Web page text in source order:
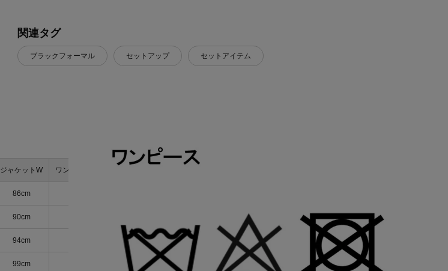
関連タグ
ブラックフォーマル セットアップ セットアイテム
ジャケットW ワンピース着丈
86cm
90cm 38cm 83cm 101cm
94cm 104cm 44cm 39cm 87cm 105cm
99cm 109cm 44cm 40cm 92cm 110cm